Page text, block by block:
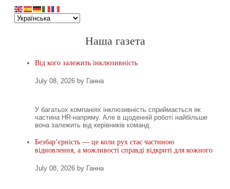
Наша газета
Від кого залежить інклюзивність
July 08, 2026 by Ганна
У багатьох компаніях інклюзивність сприймається як
частина HR-напряму. Але в щоденній роботі найбільше
вона залежить від керівників команд.
Безбар’єрність — це коли рух стає частиною
відновлення, а можливості справді відкриті для кожного
July 08, 2026 by Ганна